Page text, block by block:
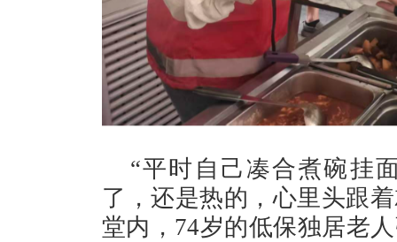
“平时自己凑合煮碗挂
了，还是热的，心里头跟
堂内，74岁的低保独居老